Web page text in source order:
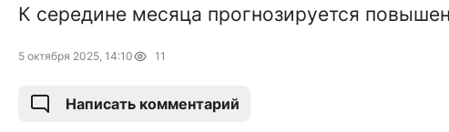
К середине месяца прогнозируется
5 октября 2025, 14:10 11
Написать комментарий